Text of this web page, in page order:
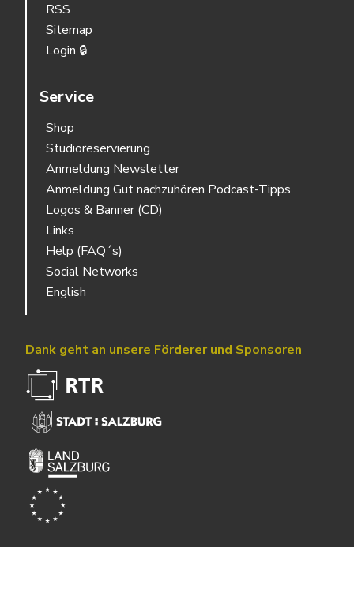
RSS
Sitemap
Login 🔒
Service
Shop
Studioreservierung
Anmeldung Newsletter
Anmeldung Gut nachzuhören Podcast-Tipps
Logos & Banner (CD)
Links
Help (FAQ´s)
Social Networks
English
Dank geht an unsere Förderer und Sponsoren